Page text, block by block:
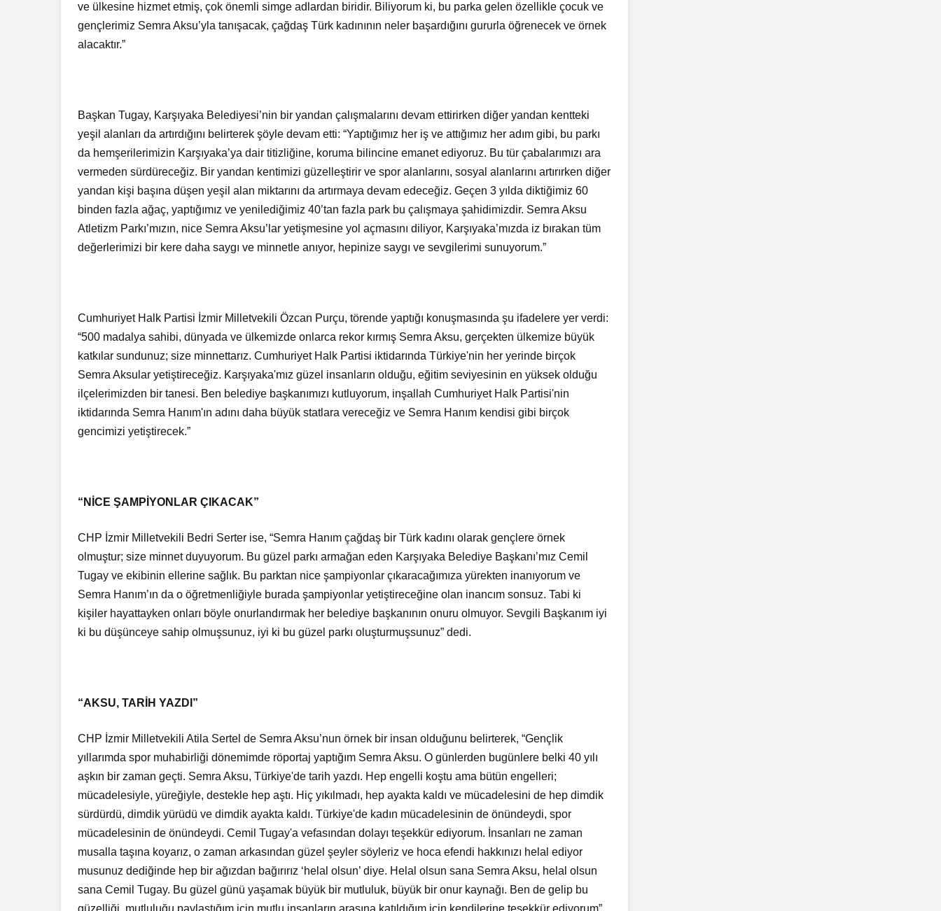
ve ülkesine hizmet etmiş, çok önemli simge adlardan biridir. Biliyorum ki, bu parka gelen özellikle çocuk ve
gençlerimiz Semra Aksu’yla tanışacak, çağdaş Türk kadınının neler başardığını gururla öğrenecek ve örnek
alacaktır.”
Başkan Tugay, Karşıyaka Belediyesi’nin bir yandan çalışmalarını devam ettirirken diğer yandan kentteki
yeşil alanları da artırdığını belirterek şöyle devam etti: “Yaptığımız her iş ve attığımız her adım gibi, bu parkı
da hemşerilerimizin Karşıyaka’ya dair titizliğine, koruma bilincine emanet ediyoruz. Bu tür çabalarımızı ara
vermeden sürdüreceğiz. Bir yandan kentimizi güzelleştirir ve spor alanlarını, sosyal alanlarını artırırken diğer
yandan kişi başına düşen yeşil alan miktarını da artırmaya devam edeceğiz. Geçen 3 yılda diktiğimiz 60
binden fazla ağaç, yaptığımız ve yenilediğimiz 40’tan fazla park bu çalışmaya şahidimizdir. Semra Aksu
Atletizm Parkı’mızın, nice Semra Aksu’lar yetişmesine yol açmasını diliyor, Karşıyaka’mızda iz bırakan tüm
değerlerimizi bir kere daha saygı ve minnetle anıyor, hepinize saygı ve sevgilerimi sunuyorum.”
Cumhuriyet Halk Partisi İzmir Milletvekili Özcan Purçu, törende yaptığı konuşmasında şu ifadelere yer verdi:
“500 madalya sahibi, dünyada ve ülkemizde onlarca rekor kırmış Semra Aksu, gerçekten ülkemize büyük
katkılar sundunuz; size minnettarız. Cumhuriyet Halk Partisi iktidarında Türkiye'nin her yerinde birçok
Semra Aksular yetiştireceğiz. Karşıyaka'mız güzel insanların olduğu, eğitim seviyesinin en yüksek olduğu
ilçelerimizden bir tanesi. Ben belediye başkanımızı kutluyorum, inşallah Cumhuriyet Halk Partisi'nin
iktidarında Semra Hanım'ın adını daha büyük statlara vereceğiz ve Semra Hanım kendisi gibi birçok
gencimizi yetiştirecek.”
“NİCE ŞAMPİYONLAR ÇIKACAK”
CHP İzmir Milletvekili Bedri Serter ise, “Semra Hanım çağdaş bir Türk kadını olarak gençlere örnek
olmuştur; size minnet duyuyorum. Bu güzel parkı armağan eden Karşıyaka Belediye Başkanı’mız Cemil
Tugay ve ekibinin ellerine sağlık. Bu parktan nice şampiyonlar çıkaracağımıza yürekten inanıyorum ve
Semra Hanım’ın da o öğretmenliğiyle burada şampiyonlar yetiştireceğine olan inancım sonsuz. Tabi ki
kişiler hayattayken onları böyle onurlandırmak her belediye başkanının onuru olmuyor. Sevgili Başkanım iyi
ki bu düşünceye sahip olmuşsunuz, iyi ki bu güzel parkı oluşturmuşsunuz” dedi.
“AKSU, TARİH YAZDI”
CHP İzmir Milletvekili Atila Sertel de Semra Aksu’nun örnek bir insan olduğunu belirterek, “Gençlik
yıllarımda spor muhabirliği dönemimde röportaj yaptığım Semra Aksu. O günlerden bugünlere belki 40 yılı
aşkın bir zaman geçti. Semra Aksu, Türkiye'de tarih yazdı. Hep engelli koştu ama bütün engelleri;
mücadelesiyle, yüreğiyle, destekle hep aştı. Hiç yıkılmadı, hep ayakta kaldı ve mücadelesini de hep dimdik
sürdürdü, dimdik yürüdü ve dimdik ayakta kaldı. Türkiye'de kadın mücadelesinin de önündeydi, spor
mücadelesinin de önündeydi. Cemil Tugay'a vefasından dolayı teşekkür ediyorum. İnsanları ne zaman
musalla taşına koyarız, o zaman arkasından güzel şeyler söyleriz ve hoca efendi hakkınızı helal ediyor
musunuz dediğinde hep bir ağızdan bağırırız ‘helal olsun’ diye. Helal olsun sana Semra Aksu, helal olsun
sana Cemil Tugay. Bu güzel günü yaşamak büyük bir mutluluk, büyük bir onur kaynağı. Ben de gelip bu
güzelliği, mutluluğu paylaştığım için mutlu insanların arasına katıldığım için kendilerine teşekkür ediyorum”